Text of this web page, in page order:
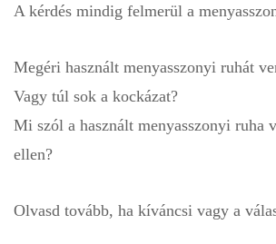
A kérdés mindig felmerül a
Megéri használt menyasszonyi ruhát
Vagy túl sok a kockázat?
Mi szól a használt menyasszonyi ruha
ellen?
Olvasd tovább, ha kíváncsi vagy a